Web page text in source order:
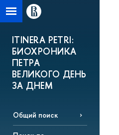
ITINERA PETRI:
БИОХРОНИКА
ПЕТРА
ВЕЛИКОГО ДЕНЬ
ЗА ДНЕМ
Общий поиск